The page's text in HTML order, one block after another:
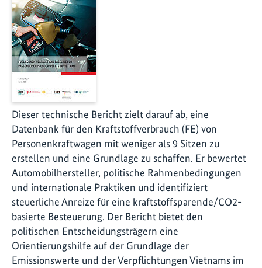
Dieser technische Bericht zielt darauf ab, eine
Datenbank für den Kraftstoffverbrauch (FE) von
Personenkraftwagen mit weniger als 9 Sitzen zu
erstellen und eine Grundlage zu schaffen. Er bewertet
Automobilhersteller, politische Rahmenbedingungen
und internationale Praktiken und identifiziert
steuerliche Anreize für eine kraftstoffsparende/CO2-
basierte Besteuerung. Der Bericht bietet den
politischen Entscheidungsträgern eine
Orientierungshilfe auf der Grundlage der
Emissionswerte und der Verpflichtungen Vietnams im